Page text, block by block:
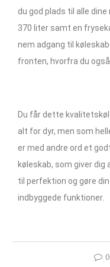
du god plads til alle
370 liter samt en
nem adgang til
fronten, hvorfra du
Du får dette
alt for dyr, men som
er med andre ord et
køleskab, som giver dig
til perfektion og gøre
indbyggede funktioner.